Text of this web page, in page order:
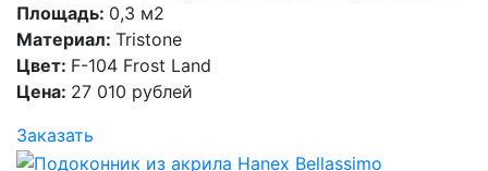
Площадь: 0,3 м2
Материал: Tristone
Цвет: F-104 Frost Land
Цена: 27 010 рублей
Заказать